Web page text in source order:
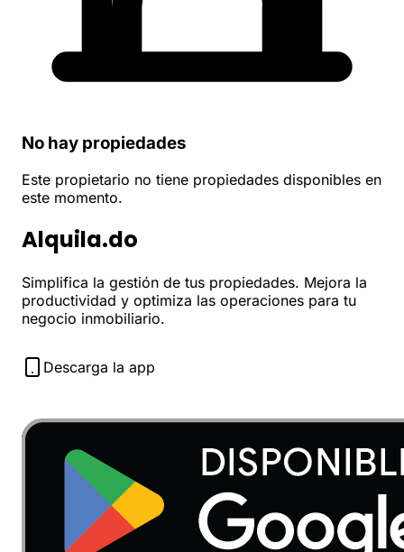
No hay propiedades
Este propietario no tiene propiedades disponibles en
este momento.
Alquila.do
Simplifica la gestión de tus propiedades. Mejora la
productividad y optimiza las operaciones para tu
negocio inmobiliario.
Descarga la app